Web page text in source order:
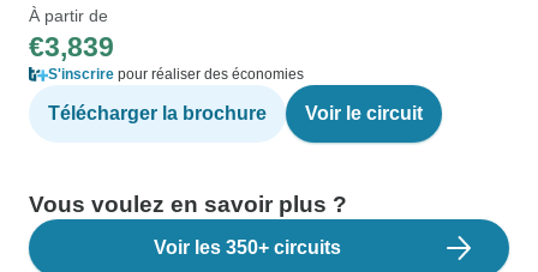
À partir de
€3,839
S'inscrire pour réaliser des économies
Télécharger la brochure Voir le circuit
Vous voulez en savoir plus ?
Voir les 350+ circuits